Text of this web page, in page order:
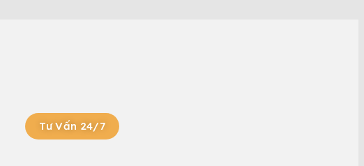
Tư Vấn 24/7